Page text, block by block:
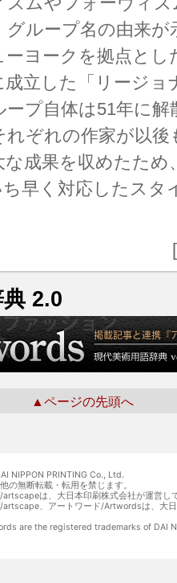
ループ名の由来
ヨークを拠点とし
成立した「リージョ
プ自体は51年に
ぞれの作家が以後
成果を収めたため
早く対応したスタ
2.0
▲ページの先頭へ
NIPPON PRINTING Co., Ltd.
の無断転載・転用を禁じます。
artscapeは、大日本印刷株式会社が運営し
artscape、アートワード/Artwordsは、大
are the registered trademarks of DAI